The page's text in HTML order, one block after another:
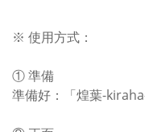
※ 使用方式：
① 準備
準備好：「煌葉-